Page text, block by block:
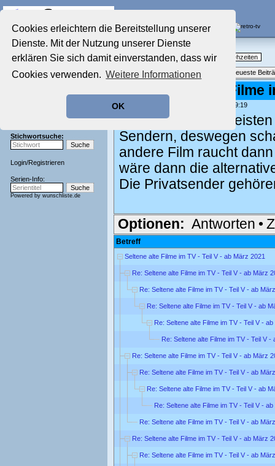
Cookies erleichtern die Bereitstellung unserer
Dienste. Mit der Nutzung unserer Dienste
erklären Sie sich damit einverstanden, dass wir
Cookies verwenden. Weitere Informationen
OK
Startseite
Aktuelles Forum
Film-Forum
Zeichentrick-Forum
Stichwortsuche:
Login/Registrieren
Serien-Info:
Powered by wunschliste.de
Nostalgieecke
TV-Erinnerungen an gute, alte Fernsehzeiten
Themenübersicht • Neues Thema Neueste
Re: Seltene alte Filme
geschrieben von: , 07.08.21 19:19
leider laufen die
Sendern, deswegen
andere Film raucht
wäre dann die
Die Privatsender
Optionen: Antworten •
Betreff
Seltene alte Filme im TV - Teil V - ab März 2021
Re: Seltene alte Filme im TV - Teil V - ab März
Re: Seltene alte Filme im TV - Teil V - ab
Re: Seltene alte Filme im TV - Teil V - ab
Re: Seltene alte Filme im TV - Teil V -
Re: Seltene alte Filme im TV - Teil V -
Re: Seltene alte Filme im TV - Teil V - ab März
Re: Seltene alte Filme im TV - Teil V - ab
Re: Seltene alte Filme im TV - Teil V - ab
Re: Seltene alte Filme im TV - Teil V -
Re: Seltene alte Filme im TV - Teil V - ab
Re: Seltene alte Filme im TV - Teil V - ab März
Re: Seltene alte Filme im TV - Teil V - ab